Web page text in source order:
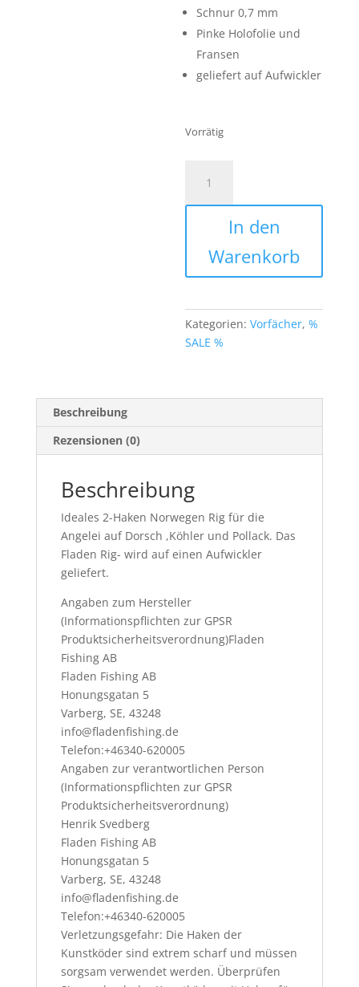
Schnur 0,7 mm
Pinke Holofolie und
Fransen
geliefert auf Aufwickler
Vorrätig
Köhler
und
2
Cirkelhook
17-
In den
Warenkorb
Kategorien:Vorfächer,%
SALE %
Beschreibung
Rezensionen (0)
Beschreibung
Ideales 2-Haken Norwegen Rig für die
Angelei auf Dorsch ,Köhler und Pollack. Das
Fladen Rig- wird auf einen Aufwickler
geliefert.
Angaben zum Hersteller
(Informationspflichten zur GPSR
Produktsicherheitsverordnung)Fladen
Fishing AB
Fladen Fishing AB
Honungsgatan 5
Varberg, SE, 43248
info@fladenfishing.de
Telefon:+46340-620005
Angaben zur verantwortlichen Person
(Informationspflichten zur GPSR
Produktsicherheitsverordnung)
Henrik Svedberg
Fladen Fishing AB
Honungsgatan 5
Varberg, SE, 43248
info@fladenfishing.de
Telefon:+46340-620005
Verletzungsgefahr: Die Haken der
Kunstköder sind extrem scharf und müssen
sorgsam verwendet werden. Überprüfen